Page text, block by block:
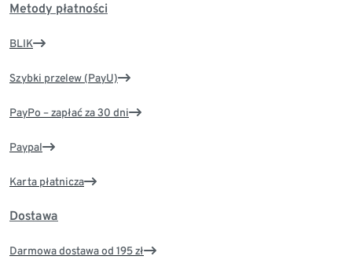
Metody płatności
BLIK
Szybki przelew (PayU)
PayPo – zapłać za 30 dni
Paypal
Karta płatnicza
Dostawa
Darmowa dostawa od 195 zł